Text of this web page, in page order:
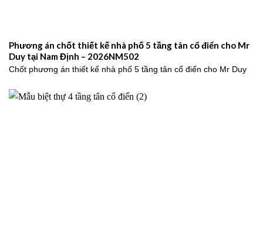
Phương án chốt thiết kế nhà phố 5 tầng tân cổ điển cho Mr
Duy tại Nam Định – 2026NM502
Chốt phương án thiết kế nhà phố 5 tầng tân cổ điển cho Mr Duy